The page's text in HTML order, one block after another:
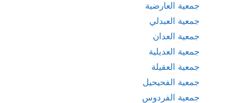
جمعية العارضية
جمعية العبدلي
جمعية العدان
جمعية العديلية
جمعية العقيلة
جمعية الفحيحيل
جمعية الفردوس